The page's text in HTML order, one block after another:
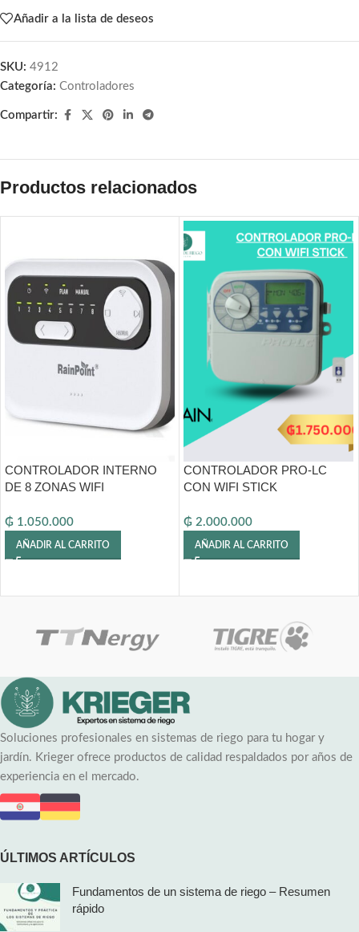
Añadir a la lista de deseos
SKU: 4912
Categoría: Controladores
Compartir:
Productos relacionados
CONTROLADOR INTERNO
DE 8 ZONAS WIFI
₲ 1.050.000
AÑADIR AL CARRITO
CONTROLADOR PRO-LC
CON WIFI STICK
₲ 2.000.000
AÑADIR AL CARRITO
Soluciones profesionales en sistemas de riego para tu hogar y
jardín. Krieger ofrece productos de calidad respaldados por años de
experiencia en el mercado.
ÚLTIMOS ARTÍCULOS
Fundamentos de un sistema de riego – Resumen
rápido